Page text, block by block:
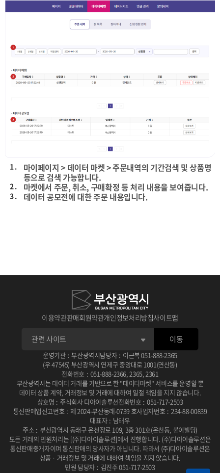
1 .
마이페이지 > 데이터 마켓 > 주문내역의 기간검색 및 상품명
등으로 검색 가능합니다.
2 . 마켓에서 주문, 취소, 구매확정 등 처리 내용을 보여줍니다.
3 . 데이터 공모전에 대한 주문 내용입니다.
판매 가능한 공급자가 되려면
판매자 신청이 완료되면공급자 자격을 획득!
공급자 관리 메뉴에서 상품 등록 신청이 가능
상품 등록 신청 후승인 절차 확인!
수요자가 맞춤형 신청하면
공급자가 답변 완료 후수요자에게 알림, 답변 확인 후 승인, 반려
승인, 반려 처리 후 공급자에게 알림 전자계약 링크 생성 후 수요자에게 알림
수요자가 서명 후 공급자에게 알림공급자가 확인
수요자가 분석 서비스 신청하면
관리자가 승인, 반려처리 후공급자 전체에게 알림
승인 시 시작일에 맞춰 진행중 종료일에 맞춰 심사중으로 바뀜
공급자가 참여수요자가 순위 결정 심사 및 상금 결제
이용약관판매회원약관개인정보처리방침사이트맵
운영기관 : 부산광역시담당자 : 이근복051-888-2365
(우 47545) 부산광역시 연제구 중앙대로 1001(연산동)
전화번호 : 051-888-2366, 2365, 2361
부산광역시는 데이터 거래를 기반으로 한 "데이터마켓" 서비스를 운영할 뿐
데이터 상품 계약, 거래정보 및 거래에 대하여 일절 책임을 지지 않습니다.
상호명 : 주식회사 디아이솔루션전화번호 : 051-717-2503
통신판매업신고번호 : 제 2024-부산동래-0739 호사업자번호 : 234-88-00839
대표자 : 남태우
주소 : 부산광역시 동래구 온천장로 109, 3층 301호(온천동, 붙이빌딩)
모든 거래의 민원처리는 [(주)디아이솔루션]에서 진행합니다. (주)디아이솔루션은
통신판매중개자이며 통신판매의 당사자가 아닙니다. 따라서 (주)디아이솔루션은
상품 · 거래정보 및 거래에 대하여 책임을 지지 않습니다.
민원 담당자 : 김진주 051-717-2503
이동